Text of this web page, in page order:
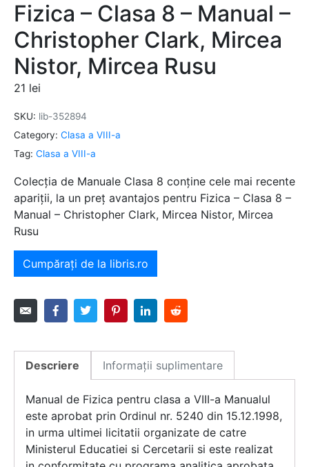
Fizica – Clasa 8 – Manual –
Christopher Clark, Mircea
Nistor, Mircea Rusu
21 lei
SKU: lib-352894
Category: Clasa a VIII-a
Tag: Clasa a VIII-a
Colecția de Manuale Clasa 8 conține cele mai recente
apariții, la un preț avantajos pentru Fizica – Clasa 8 –
Manual – Christopher Clark, Mircea Nistor, Mircea
Rusu
Cumpărați de la libris.ro
Descriere Informații suplimentare
Manual de Fizica pentru clasa a VIII-a Manualul
este aprobat prin Ordinul nr. 5240 din 15.12.1998,
in urma ultimei licitatii organizate de catre
Ministerul Educatiei si Cercetarii si este realizat